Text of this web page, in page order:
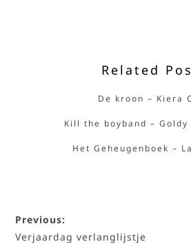
Related
De kroon – Kiera
Kill the boyband – Goldy
Het Geheugenboek –
Previous:
Verjaardag verlanglijstje